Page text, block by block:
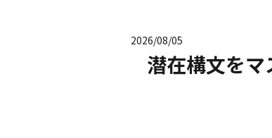
2026/08/05
潜在構文を